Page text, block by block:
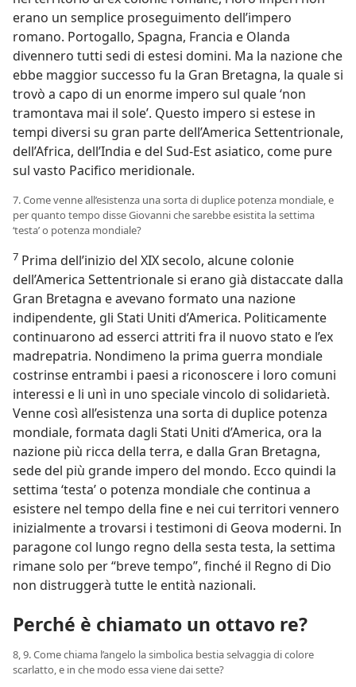
erano un semplice proseguimento dell’impero
romano. Portogallo, Spagna, Francia e Olanda
divennero tutti sedi di estesi domini. Ma la nazione che
ebbe maggior successo fu la Gran Bretagna, la quale si
trovò a capo di un enorme impero sul quale ‘non
tramontava mai il sole’. Questo impero si estese in
tempi diversi su gran parte dell’America Settentrionale,
dell’Africa, dell’India e del Sud-Est asiatico, come pure
sul vasto Pacifico meridionale.
7. Come venne all’esistenza una sorta di duplice potenza mondiale, e
per quanto tempo disse Giovanni che sarebbe esistita la settima
‘testa’ o potenza mondiale?
7 Prima dell’inizio del XIX secolo, alcune colonie
dell’America Settentrionale si erano già distaccate dalla
Gran Bretagna e avevano formato una nazione
indipendente, gli Stati Uniti d’America. Politicamente
continuarono ad esserci attriti fra il nuovo stato e l’ex
madrepatria. Nondimeno la prima guerra mondiale
costrinse entrambi i paesi a riconoscere i loro comuni
interessi e li unì in uno speciale vincolo di solidarietà.
Venne così all’esistenza una sorta di duplice potenza
mondiale, formata dagli Stati Uniti d’America, ora la
nazione più ricca della terra, e dalla Gran Bretagna,
sede del più grande impero del mondo. Ecco quindi la
settima ‘testa’ o potenza mondiale che continua a
esistere nel tempo della fine e nei cui territori vennero
inizialmente a trovarsi i testimoni di Geova moderni. In
paragone col lungo regno della sesta testa, la settima
rimane solo per “breve tempo”, finché il Regno di Dio
non distruggerà tutte le entità nazionali.
Perché è chiamato un ottavo re?
8, 9. Come chiama l’angelo la simbolica bestia selvaggia di colore
scarlatto, e in che modo essa viene dai sette?